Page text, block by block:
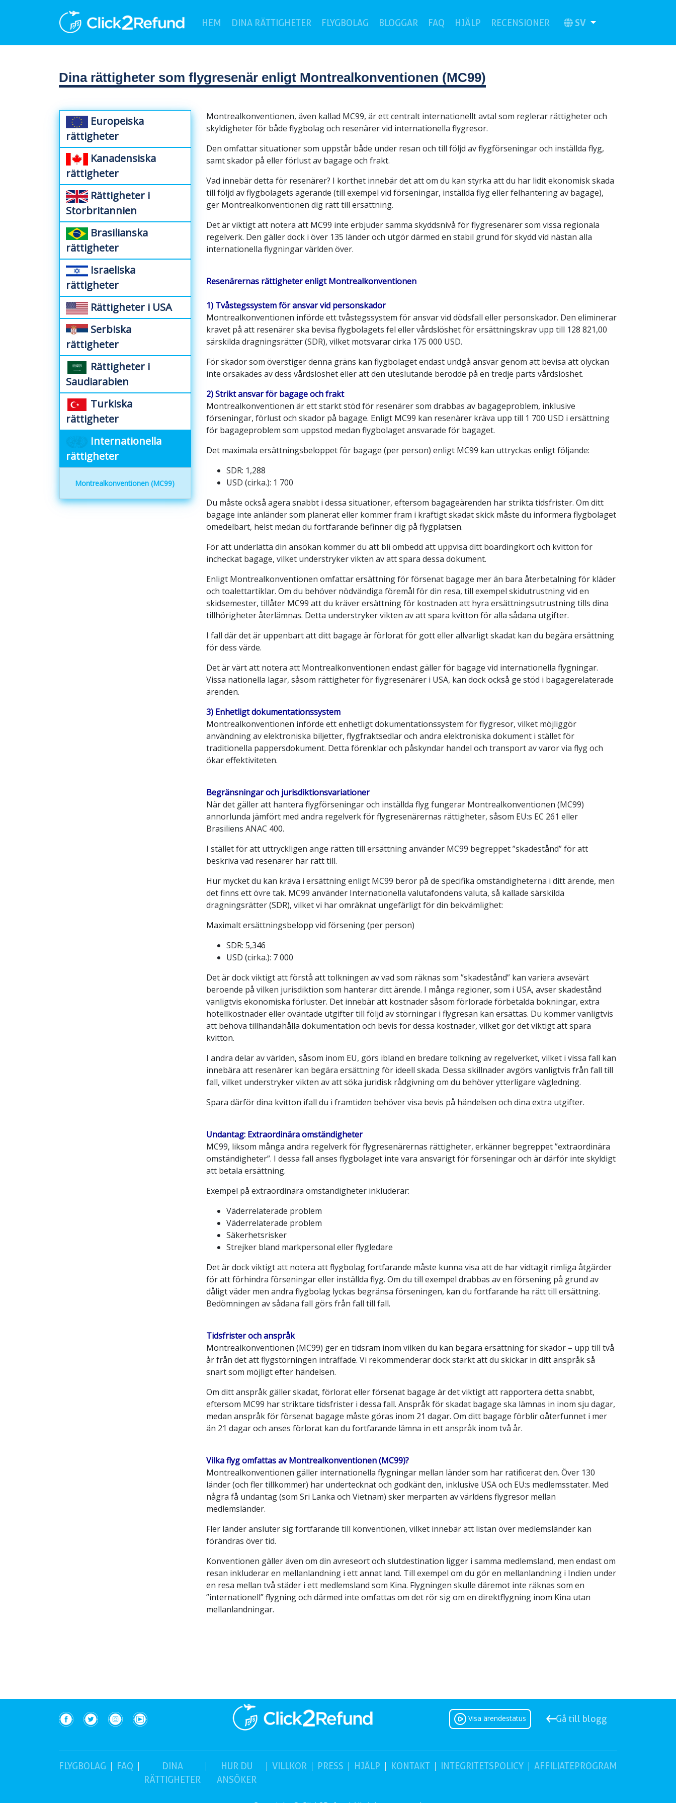
HEM (current)
DINA RÄTTIGHETER FLYGBOLAG BLOGGAR FAQ (current)
HJÄLP RECENSIONER (current)
SV
Dina rättigheter som flygresenär enligt Montrealkonventionen (MC99)
Europeiska
rättigheter
Kanadensiska
rättigheter
Rättigheter i
Storbritannien
Brasilianska
rättigheter
Israeliska
rättigheter
Rättigheter i USA
Serbiska
rättigheter
Rättigheter i
Saudiarabien
Turkiska
rättigheter
Internationella
rättigheter
Montrealkonventionen (MC99)
Montrealkonventionen, även kallad MC99, är ett centralt internationellt avtal som reglerar rättigheter och
skyldigheter för både flygbolag och resenärer vid internationella flygresor.
Den omfattar situationer som uppstår både under resan och till följd av flygförseningar och inställda flyg,
samt skador på eller förlust av bagage och frakt.
Vad innebär detta för resenärer? I korthet innebär det att om du kan styrka att du har lidit ekonomisk skada
till följd av flygbolagets agerande (till exempel vid förseningar, inställda flyg eller felhantering av bagage),
ger Montrealkonventionen dig rätt till ersättning.
Det är viktigt att notera att MC99 inte erbjuder samma skyddsnivå för flygresenärer som vissa regionala
regelverk. Den gäller dock i över 135 länder och utgör därmed en stabil grund för skydd vid nästan alla
internationella flygningar världen över.
Resenärernas rättigheter enligt Montrealkonventionen
1) Tvåstegssystem för ansvar vid personskador
Montrealkonventionen införde ett tvåstegssystem för ansvar vid dödsfall eller personskador. Den eliminerar
kravet på att resenärer ska bevisa flygbolagets fel eller vårdslöshet för ersättningskrav upp till 128 821,00
särskilda dragningsrätter (SDR), vilket motsvarar cirka 175 000 USD.
För skador som överstiger denna gräns kan flygbolaget endast undgå ansvar genom att bevisa att olyckan
inte orsakades av dess vårdslöshet eller att den uteslutande berodde på en tredje parts vårdslöshet.
2) Strikt ansvar för bagage och frakt
Montrealkonventionen är ett starkt stöd för resenärer som drabbas av bagageproblem, inklusive
förseningar, förlust och skador på bagage. Enligt MC99 kan resenärer kräva upp till 1 700 USD i ersättning
för bagageproblem som uppstod medan flygbolaget ansvarade för bagaget.
Det maximala ersättningsbeloppet för bagage (per person) enligt MC99 kan uttryckas enligt följande:
SDR: 1,288
USD (cirka.): 1 700
Du måste också agera snabbt i dessa situationer, eftersom bagageärenden har strikta tidsfrister. Om ditt
bagage inte anländer som planerat eller kommer fram i kraftigt skadat skick måste du informera flygbolaget
omedelbart, helst medan du fortfarande befinner dig på flygplatsen.
För att underlätta din ansökan kommer du att bli ombedd att uppvisa ditt boardingkort och kvitton för
incheckat bagage, vilket understryker vikten av att spara dessa dokument.
Enligt Montrealkonventionen omfattar ersättning för försenat bagage mer än bara återbetalning för kläder
och toalettartiklar. Om du behöver nödvändiga föremål för din resa, till exempel skidutrustning vid en
skidsemester, tillåter MC99 att du kräver ersättning för kostnaden att hyra ersättningsutrustning tills dina
tillhörigheter återlämnas. Detta understryker vikten av att spara kvitton för alla sådana utgifter.
I fall där det är uppenbart att ditt bagage är förlorat för gott eller allvarligt skadat kan du begära ersättning
för dess värde.
Det är värt att notera att Montrealkonventionen endast gäller för bagage vid internationella flygningar.
Vissa nationella lagar, såsom rättigheter för flygresenärer i USA, kan dock också ge stöd i bagagerelaterade
ärenden.
3) Enhetligt dokumentationssystem
Montrealkonventionen införde ett enhetligt dokumentationssystem för flygresor, vilket möjliggör
användning av elektroniska biljetter, flygfraktsedlar och andra elektroniska dokument i stället för
traditionella pappersdokument. Detta förenklar och påskyndar handel och transport av varor via flyg och
ökar effektiviteten.
Begränsningar och jurisdiktionsvariationer
När det gäller att hantera flygförseningar och inställda flyg fungerar Montrealkonventionen (MC99)
annorlunda jämfört med andra regelverk för flygresenärernas rättigheter, såsom EU:s EC 261 eller
Brasiliens ANAC 400.
I stället för att uttryckligen ange rätten till ersättning använder MC99 begreppet ”skadestånd” för att
beskriva vad resenärer har rätt till.
Hur mycket du kan kräva i ersättning enligt MC99 beror på de specifika omständigheterna i ditt ärende, men
det finns ett övre tak. MC99 använder Internationella valutafondens valuta, så kallade särskilda
dragningsrätter (SDR), vilket vi har omräknat ungefärligt för din bekvämlighet:
Maximalt ersättningsbelopp vid försening (per person)
SDR: 5,346
USD (cirka.): 7 000
Det är dock viktigt att förstå att tolkningen av vad som räknas som ”skadestånd” kan variera avsevärt
beroende på vilken jurisdiktion som hanterar ditt ärende. I många regioner, som i USA, avser skadestånd
vanligtvis ekonomiska förluster. Det innebär att kostnader såsom förlorade förbetalda bokningar, extra
hotellkostnader eller oväntade utgifter till följd av störningar i flygresan kan ersättas. Du kommer vanligtvis
att behöva tillhandahålla dokumentation och bevis för dessa kostnader, vilket gör det viktigt att spara
kvitton.
I andra delar av världen, såsom inom EU, görs ibland en bredare tolkning av regelverket, vilket i vissa fall kan
innebära att resenärer kan begära ersättning för ideell skada. Dessa skillnader avgörs vanligtvis från fall till
fall, vilket understryker vikten av att söka juridisk rådgivning om du behöver ytterligare vägledning.
Spara därför dina kvitton ifall du i framtiden behöver visa bevis på händelsen och dina extra utgifter.
Undantag: Extraordinära omständigheter
MC99, liksom många andra regelverk för flygresenärernas rättigheter, erkänner begreppet ”extraordinära
omständigheter”. I dessa fall anses flygbolaget inte vara ansvarigt för förseningar och är därför inte skyldigt
att betala ersättning.
Exempel på extraordinära omständigheter inkluderar:
Väderrelaterade problem
Väderrelaterade problem
Säkerhetsrisker
Strejker bland markpersonal eller flygledare
Det är dock viktigt att notera att flygbolag fortfarande måste kunna visa att de har vidtagit rimliga åtgärder
för att förhindra förseningar eller inställda flyg. Om du till exempel drabbas av en försening på grund av
dåligt väder men andra flygbolag lyckas begränsa förseningen, kan du fortfarande ha rätt till ersättning.
Bedömningen av sådana fall görs från fall till fall.
Tidsfrister och anspråk
Montrealkonventionen (MC99) ger en tidsram inom vilken du kan begära ersättning för skador – upp till två
år från det att flygstörningen inträffade. Vi rekommenderar dock starkt att du skickar in ditt anspråk så
snart som möjligt efter händelsen.
Om ditt anspråk gäller skadat, förlorat eller försenat bagage är det viktigt att rapportera detta snabbt,
eftersom MC99 har striktare tidsfrister i dessa fall. Anspråk för skadat bagage ska lämnas in inom sju dagar,
medan anspråk för försenat bagage måste göras inom 21 dagar. Om ditt bagage förblir oåterfunnet i mer
än 21 dagar och anses förlorat kan du fortfarande lämna in ett anspråk inom två år.
Vilka flyg omfattas av Montrealkonventionen (MC99)?
Montrealkonventionen gäller internationella flygningar mellan länder som har ratificerat den. Över 130
länder (och fler tillkommer) har undertecknat och godkänt den, inklusive USA och EU:s medlemsstater. Med
några få undantag (som Sri Lanka och Vietnam) sker merparten av världens flygresor mellan
medlemsländer.
Fler länder ansluter sig fortfarande till konventionen, vilket innebär att listan över medlemsländer kan
förändras över tid.
Konventionen gäller även om din avreseort och slutdestination ligger i samma medlemsland, men endast om
resan inkluderar en mellanlandning i ett annat land. Till exempel om du gör en mellanlandning i Indien under
en resa mellan två städer i ett medlemsland som Kina. Flygningen skulle däremot inte räknas som en
”internationell” flygning och därmed inte omfattas om det rör sig om en direktflygning inom Kina utan
mellanlandningar.
Visa ärendestatus Gå till blogg
FLYGBOLAG FAQ (aktuell)DINA
RÄTTIGHETER
HUR DU
ANSÖKER
VILLKOR PRESS HJÄLP KONTAKT INTEGRITETSPOLICY AFFILIATEPROGRAM